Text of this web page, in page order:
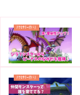
ｱｸｾｻﾘｰ作り
ｱｸｾｻﾘｰ作り